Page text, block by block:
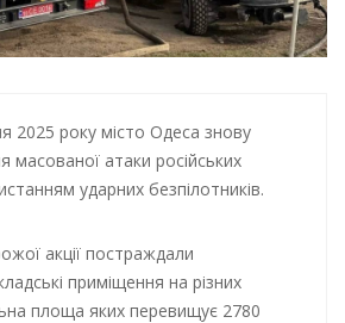
2025 року місто Одеса знову
масованої атаки російських
ударних безпілотників.
акції постраждали
приміщення на різних
площа яких перевищує 2780